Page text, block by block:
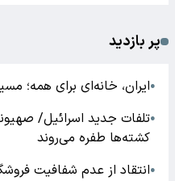
پر بازدید
●ایران، خانه‌ای برای همه؛
●تلفات جدید اسرائیل/
کشته‌ها طفره می‌روند
●انتقاد از عدم شفافیت